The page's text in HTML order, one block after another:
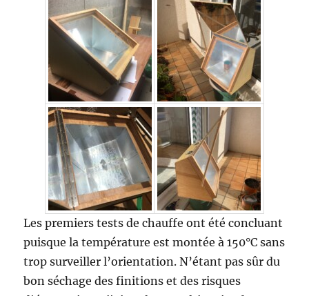
Les premiers tests de chauffe ont été concluant
puisque la température est montée à 150°C sans
trop surveiller l’orientation. N’étant pas sûr du
bon séchage des finitions et des risques